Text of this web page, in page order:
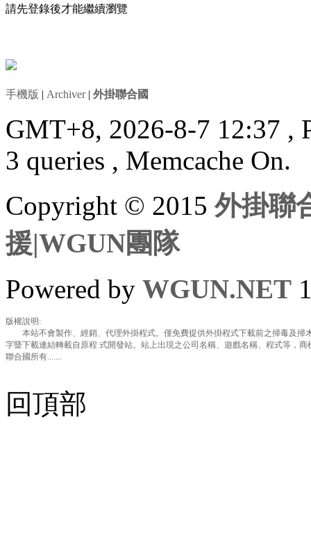
請先登錄後才能繼續瀏覽
手機版 | Archiver| 外掛聯合國
GMT+8, 2026-8-7 12:37 ,
3 queries , Memcache On.
Copyright © 2015外掛聯
援|WGUN團隊
Powered by WGUN.NET
版權說明:
本站不會製作、經銷、代理外掛程式。僅免費提供外掛程式下載前之掃毒及掃
字暨下載連結轉載自原程 式開發站。站上出現之公司名稱、遊戲名稱、程式等，
聯合國所有.......
回頂部